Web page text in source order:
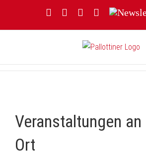
FacebookYouTubeInstagram
Threads
Veranstaltungen
Ort